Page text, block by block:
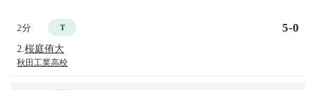
2分 T
2. 桜庭侑大
秋田工業高校
5-0